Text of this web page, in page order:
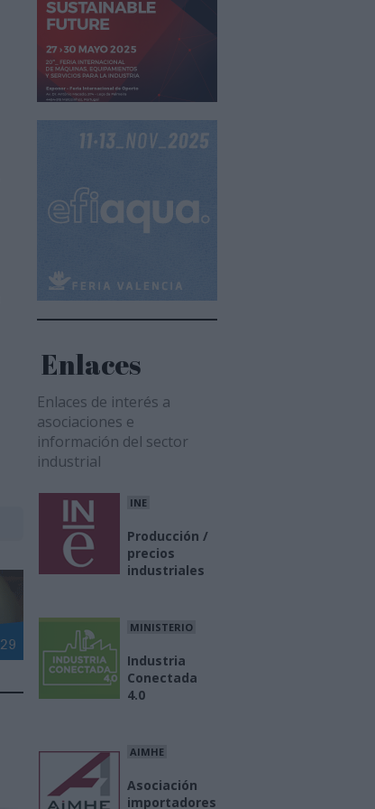
Enlaces
Enlaces de interés a
asociaciones e
información del sector
industrial
INE
Producción /
precios
industriales
MINISTERIO
Industria
Conectada
4.0
AIMHE
Asociación
importadores